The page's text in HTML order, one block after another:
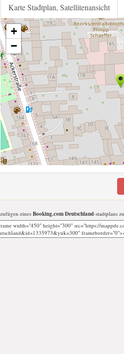
Karte Stadtplan, Satellitenansicht
+
−
eines Booking.com Deutschland-stadtplans